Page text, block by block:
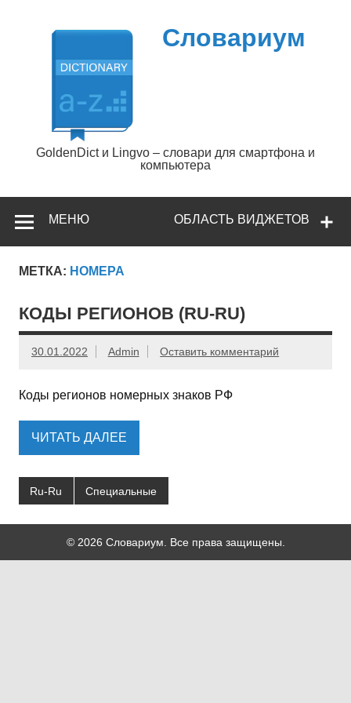
содержимому
Словариум
GoldenDict и Lingvo – словари для смартфона и
компьютера
ОБЛАСТЬ ВИДЖЕТОВ
МЕНЮ
МЕТКА: НОМЕРА
КОДЫ РЕГИОНОВ (RU-RU)
30.01.2022 Admin Оставить комментарий
Коды регионов номерных знаков РФ
ЧИТАТЬ ДАЛЕЕ
Ru-Ru Специальные
© 2026 Словариум. Все права защищены.